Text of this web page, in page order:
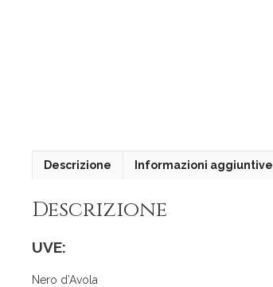
Descrizione Informazioni aggiuntive
Descrizione
UVE:
Nero d’Avola